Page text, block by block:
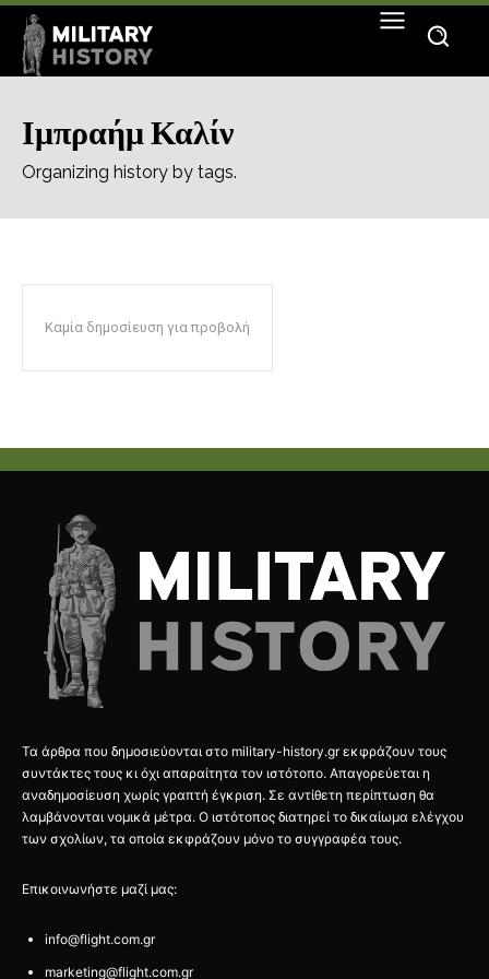
Ιμπραήμ Καλίν
Organizing history by tags.
Καμία δημοσίευση για προβολή
Τα άρθρα που δημοσιεύονται στο military-history.gr εκφράζουν τους
συντάκτες τους κι όχι απαραίτητα τον ιστότοπο. Απαγορεύεται η
αναδημοσίευση χωρίς γραπτή έγκριση. Σε αντίθετη περίπτωση θα
λαμβάνονται νομικά μέτρα. Ο ιστότοπος διατηρεί το δικαίωμα ελέγχου
των σχολίων, τα οποία εκφράζουν μόνο το συγγραφέα τους.
Επικοινωνήστε μαζί μας:
info@flight.com.gr
marketing@flight.com.gr